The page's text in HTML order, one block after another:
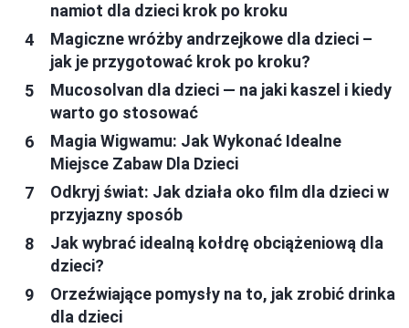
namiot dla dzieci krok po kroku
Magiczne wróżby andrzejkowe dla dzieci –
jak je przygotować krok po kroku?
Mucosolvan dla dzieci — na jaki kaszel i kiedy
warto go stosować
Magia Wigwamu: Jak Wykonać Idealne
Miejsce Zabaw Dla Dzieci
Odkryj świat: Jak działa oko film dla dzieci w
przyjazny sposób
Jak wybrać idealną kołdrę obciążeniową dla
dzieci?
Orzeźwiające pomysły na to, jak zrobić drinka
dla dzieci